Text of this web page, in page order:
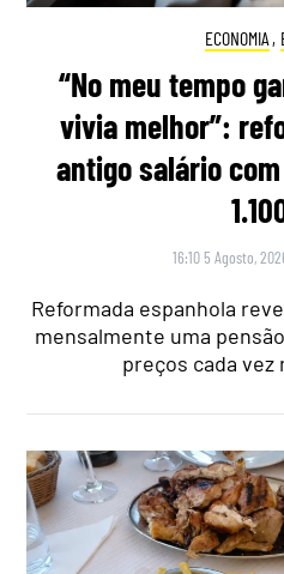
ECONOMIA ,
“No meu tempo
vivia melhor”:
antigo salário
16:10 5 Agosto,
Reformada espanhola
mensalmente uma
preços cada vez